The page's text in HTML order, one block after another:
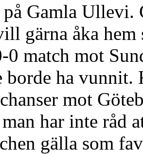
Gamla Ullevi.
gärna åka
0 match mot
borde ha
mot
har inte råd
gälla som